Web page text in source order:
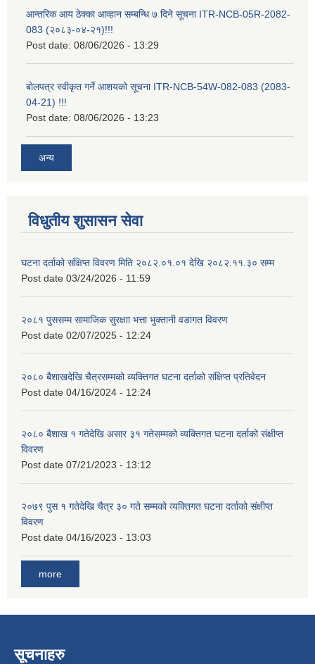
आन्तरिक आय ठेक्का आव्हान सम्बन्धि ७ दिने सूचना ITR-NCB-05R-2082-
083 (२०८३-०४-२१)!!!
Post date: 08/06/2026 - 13:29
बोलपत्र स्वीकृत गर्ने आशयको सूचना ITR-NCB-54W-082-083 (2083-
04-21) !!!
Post date: 08/06/2026 - 13:23
अन्य
विधुतीय शुसासन सेवा
घटना दर्ताको संक्षिप्त विवरण मिति २०८२.०१.०१ देखि २०८२.११.३० सम्म
Post date 03/24/2026 - 11:59
२०८१ पुससम्म सामाजिक सुरक्षाा भत्ता भुक्तानी वडागत विवरण
Post date 02/07/2025 - 12:24
२०८० बैशाखदेखि चैत्रसम्मको व्यक्तिगत घटना दर्ताको संक्षिप्त प्रतिवेदन
Post date 04/16/2024 - 12:24
२०८० बैशाख १ गतेदेखि असार ३१ गतेसम्मको व्यक्तिगत घटना दर्ताको संक्षीप्त
विवरण
Post date 07/21/2023 - 13:12
२०७९ पुस १ गतेदेखि चैत्र ३० गते सम्मको व्यक्तिगत घटना दर्ताको संक्षीप्त
विवरण
Post date 04/16/2023 - 13:03
more
सूचनाहरु